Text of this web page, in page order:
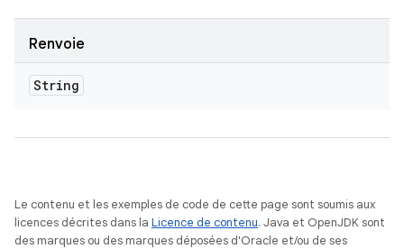
Renvoie
String
Le contenu et les exemples de code de cette page sont soumis aux
licences décrites dans la Licence de contenu. Java et OpenJDK sont
des marques ou des marques déposées d'Oracle et/ou de ses